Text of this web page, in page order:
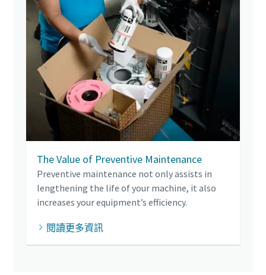
The Value of Preventive Maintenance
Preventive maintenance not only assists in
lengthening the life of your machine, it also
increases your equipment’s efficiency.
閱讀更多資訊